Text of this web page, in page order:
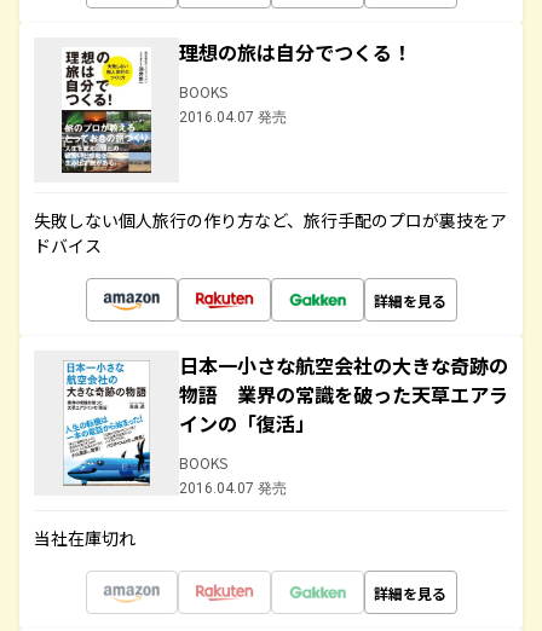
理想の旅は自分でつくる！
BOOKS
2016.04.07 発売
失敗しない個人旅行の作り方など、旅行手配のプロが裏技をア
ドバイス
詳細を見る
日本一小さな航空会社の大きな奇跡の
物語 業界の常識を破った天草エアラ
インの「復活」
BOOKS
2016.04.07 発売
当社在庫切れ
詳細を見る